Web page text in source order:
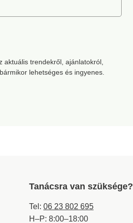
aktuális trendekről, ajánlatokról,
lehetséges és ingyenes.
Tanácsra van szüksége?
Tel: 06 23 802 695
H–P: 8:00–18:00